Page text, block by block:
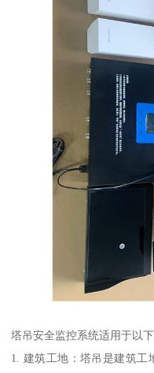
塔吊安全监控系统适用于以下
1. 建筑工地：塔吊是建筑工